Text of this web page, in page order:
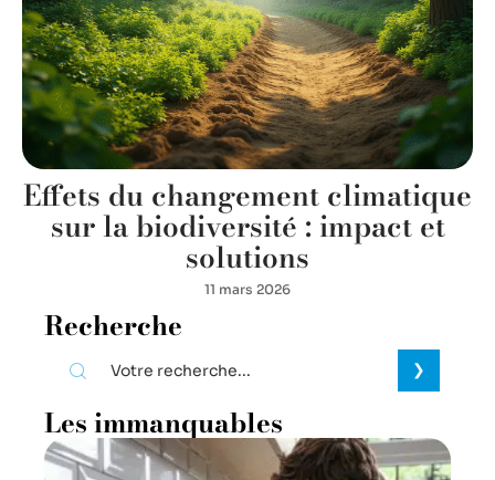
Effets du changement climatique
sur la biodiversité : impact et
solutions
11 mars 2026
Recherche
Les immanquables